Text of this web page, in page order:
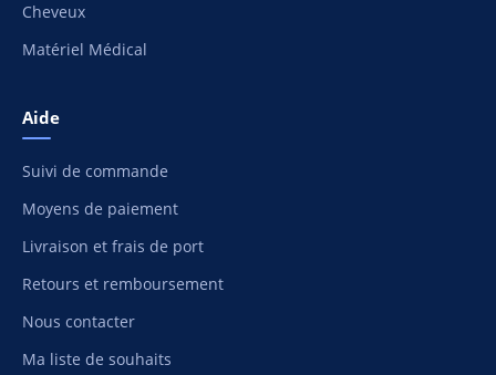
Cheveux
Matériel Médical
Aide
Suivi de commande
Moyens de paiement
Livraison et frais de port
Retours et remboursement
Nous contacter
Ma liste de souhaits